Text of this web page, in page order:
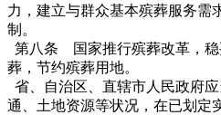
力，建立与群众基本殡葬服务需
制。
第八条 国家推行殡葬改革，稳
葬，节约殡葬用地。
省、自治区、直辖市人民政府
通、土地资源等状况，在已划定